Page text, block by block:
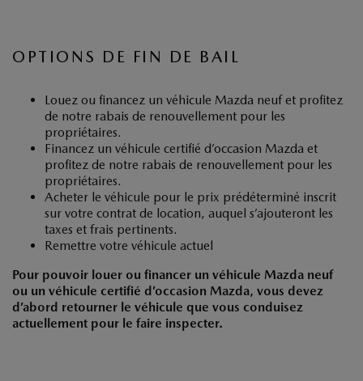
OPTIONS DE FIN DE BAIL
Louez ou financez un véhicule Mazda neuf et profitez
de notre rabais de renouvellement pour les
propriétaires.
Financez un véhicule certifié d’occasion Mazda et
profitez de notre rabais de renouvellement pour les
propriétaires.
Acheter le véhicule pour le prix prédéterminé inscrit
sur votre contrat de location, auquel s’ajouteront les
taxes et frais pertinents.
Remettre votre véhicule actuel
Pour pouvoir louer ou financer un véhicule Mazda neuf
ou un véhicule certifié d’occasion Mazda, vous devez
d’abord retourner le véhicule que vous conduisez
actuellement pour le faire inspecter.